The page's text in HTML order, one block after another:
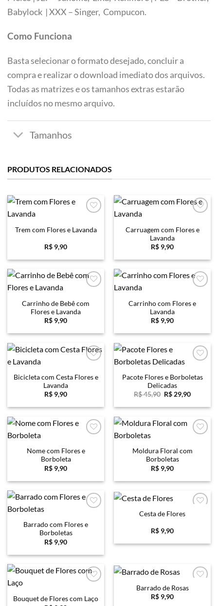
Babylock | XXX – Singer, Compucon.
Como Funciona
Basta selecionar o formato desejado, concluir a
compra e realizar o download imediato dos arquivos.
Todas as matrizes e os tamanhos extras estarão
incluídos no mesmo arquivo.
Tamanhos
PRODUTOS RELACIONADOS
Trem com Flores e Lavanda
R$ 9,90
Carruagem com Flores e
Lavanda
R$ 9,90
Carrinho de Bebê com
Flores e Lavanda
R$ 9,90
Carrinho com Flores e
Lavanda
R$ 9,90
Bicicleta com Cesta Flores e
Lavanda
R$ 9,90
Pacote Flores e Borboletas
Delicadas
R$45,90 O
original
R$ 45,90.
R$29,90O
atual
R$
Nome com Flores e
Borboleta
R$ 9,90
Moldura Floral com
Borboletas
R$ 9,90
Barrado com Flores e
Borboletas
R$ 9,90
Favoritar
Cesta de Flores
R$ 9,90
Bouquet de Flores com Laço
Favoritar
Barrado de Rosas
R$ 9,90